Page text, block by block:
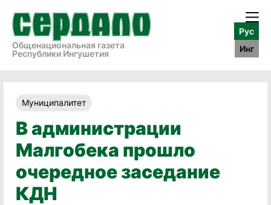
Общенациональная газета
Республики Ингушетия
Рус
Инг
Муниципалитет
В администрации
Малгобека прошло
очередное заседание
КДН